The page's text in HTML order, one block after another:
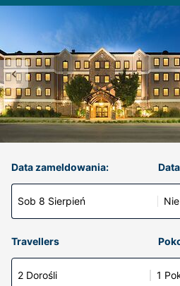
Data zameldowania:
Sob 8 Sierpień
Travellers
2 Dorośli 1